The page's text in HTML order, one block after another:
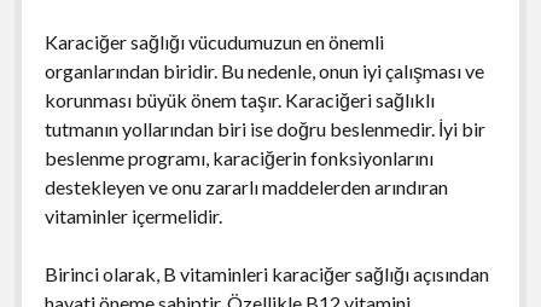
Karaciğer sağlığı vücudumuzun en önemli
organlarından biridir. Bu nedenle, onun iyi çalışması ve
korunması büyük önem taşır. Karaciğeri sağlıklı
tutmanın yollarından biri ise doğru beslenmedir. İyi bir
beslenme programı, karaciğerin fonksiyonlarını
destekleyen ve onu zararlı maddelerden arındıran
vitaminler içermelidir.
Birinci olarak, B vitaminleri karaciğer sağlığı açısından